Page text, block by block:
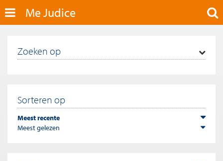
Me Judice
Zoeken op
Sorteren op
Meest recente
Meest gelezen